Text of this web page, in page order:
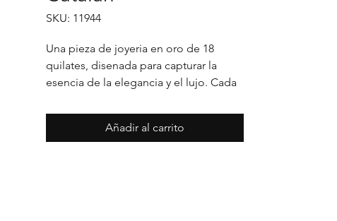
SKU: 11944
Una pieza de joyeria en oro de 18
quilates, disenada para capturar la
esencia de la elegancia y el lujo. Cada
unico, pensado para realzar cualquier
ocasion con distincion.
Añadir al carrito